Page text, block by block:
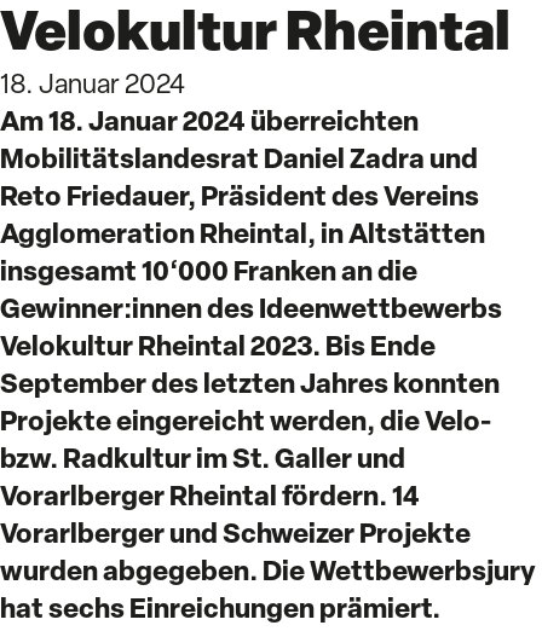
Velokultur Rheintal
18. Januar 2024
Am 18. Januar 2024 überreichten
Mobilitätslandesrat Daniel Zadra und
Reto Friedauer, Präsident des Vereins
Agglomeration Rheintal, in Altstätten
insgesamt 10‘000 Franken an die
Gewinner:innen des Ideenwettbewerbs
Velokultur Rheintal 2023. Bis Ende
September des letzten Jahres konnten
Projekte eingereicht werden, die Velo-
bzw. Radkultur im St. Galler und
Vorarlberger Rheintal fördern. 14
Vorarlberger und Schweizer Projekte
wurden abgegeben. Die Wettbewerbsjury
hat sechs Einreichungen prämiert.